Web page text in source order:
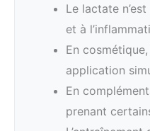
Le lactate
et à
En
application
En
prenant